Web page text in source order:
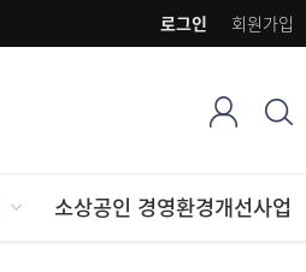
회원가입
로그인
소상공인 경영환경개선사업